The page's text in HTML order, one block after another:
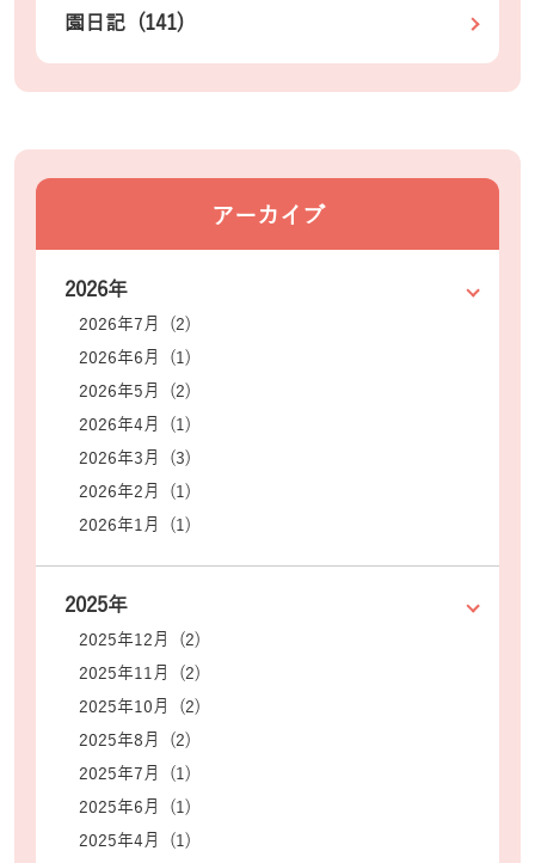
園日記 (141)
アーカイブ
2026年
2026年7月 (2)
2026年6月 (1)
2026年5月 (2)
2026年4月 (1)
2026年3月 (3)
2026年2月 (1)
2026年1月 (1)
2025年
2025年12月 (2)
2025年11月 (2)
2025年10月 (2)
2025年8月 (2)
2025年7月 (1)
2025年6月 (1)
2025年4月 (1)